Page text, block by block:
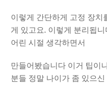
이렇게 간단하게 고정 장치
게 있고요. 이렇게 분리됩
어린 시절 생각하면서
만들어봤습니다 이거 팁이
분들 정말 나이가 좀 있으